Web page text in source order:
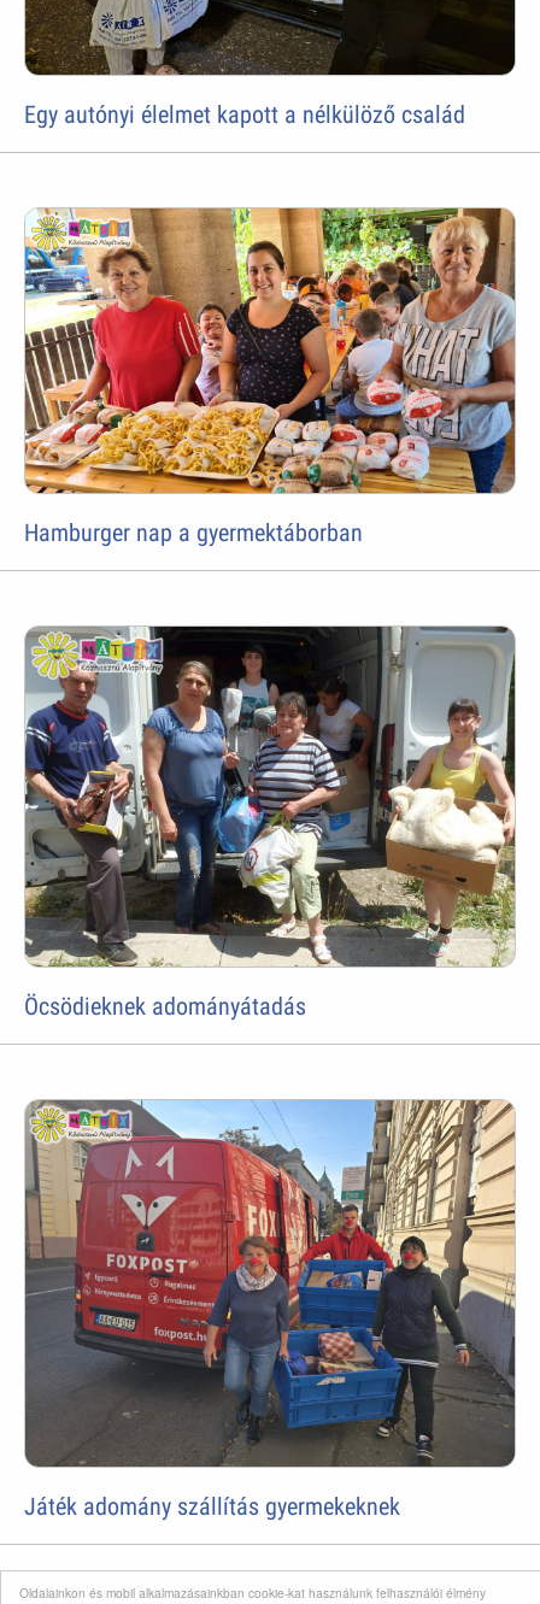
Oldalainkon és mobil alkalmazásainkban cookie-kat használunk felhasználói élmény
Egy autónyi élelmet kapott a nélkülöző család
Hamburger nap a gyermektáborban
Öcsödieknek adományátadás
Játék adomány szállítás gyermekeknek